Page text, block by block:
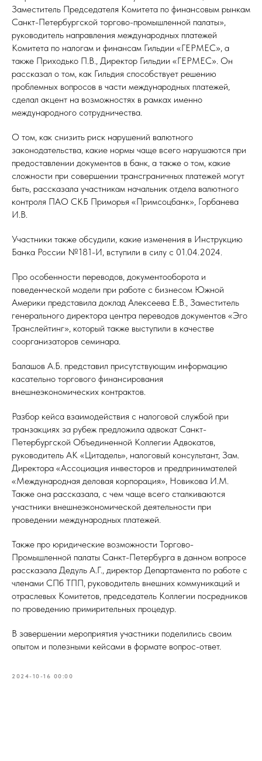
Заместитель Председателя Комитета по финансовым рынкам
Санкт-Петербургской торгово-промышленной палаты»,
руководитель направления международных платежей
Комитета по налогам и финансам Гильдии «ГЕРМЕС», а
также Приходько П.В., Директор Гильдии «ГЕРМЕС». Он
рассказал о том, как Гильдия способствует решению
проблемных вопросов в части международных платежей,
сделал акцент на возможностях в рамках именно
международного сотрудничества.
О том, как снизить риск нарушений валютного
законодательства, какие нормы чаще всего нарушаются при
предоставлении документов в банк, а также о том, какие
сложности при совершении трансграничных платежей могут
быть, рассказала участникам начальник отдела валютного
контроля ПАО СКБ Приморья «Примсоцбанк», Горбанева
И.В.
Участники также обсудили, какие изменения в Инструкцию
Банка России №181-И, вступили в силу с 01.04.2024.
Про особенности переводов, документооборота и
поведенческой модели при работе с бизнесом Южной
Америки представила доклад Алексеева Е.В., Заместитель
генерального директора центра переводов документов «Эго
Транслейтинг», который также выступили в качестве
соорганизаторов семинара.
Балашов А.Б. представил присутствующим информацию
касательно торгового финансирования
внешнеэкономических контрактов.
Разбор кейса взаимодействия с налоговой службой при
транзакциях за рубеж предложила адвокат Санкт-
Петербургской Объединенной Коллегии Адвокатов,
руководитель АК «Цитадель», налоговый консультант, Зам.
Директора «Ассоциация инвесторов и предпринимателей
«Международная деловая корпорация», Новикова И.М.
Также она рассказала, с чем чаще всего сталкиваются
участники внешнеэкономической деятельности при
проведении международных платежей.
Также про юридические возможности Торгово-
Промышленной палаты Санкт-Петербурга в данном вопросе
рассказала Дедуль А.Г., директор Департамента по работе с
членами СПб ТПП, руководитель внешних коммуникаций и
отраслевых Комитетов, председатель Коллегии посредников
по проведению примирительных процедур.
В завершении мероприятия участники поделились своим
опытом и полезными кейсами в формате вопрос-ответ.
2024-10-16 00:00